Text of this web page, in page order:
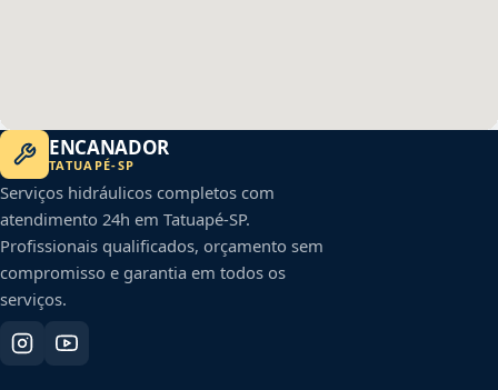
ENCANADOR
TATUAPÉ-SP
Serviços hidráulicos completos com
atendimento 24h em Tatuapé-SP.
Profissionais qualificados, orçamento sem
compromisso e garantia em todos os
serviços.